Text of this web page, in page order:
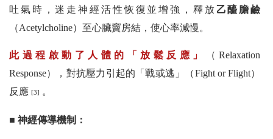
吐氣時，迷走神經活性恢復並增強，釋放 乙醯膽鹼
（Acetylcholine）至心臟竇房結，使心率減慢。
此過程啟動了人體的「放鬆反應」
（Relaxation
Response），對抗壓力引起的「戰或逃」（Fight or Flight）
反應 [3] 。
■ 神經傳導機制：